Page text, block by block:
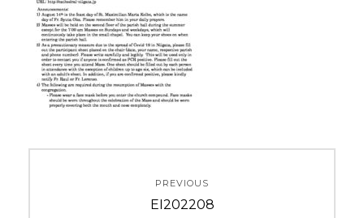
PREVIOUS
Previous
EI202208